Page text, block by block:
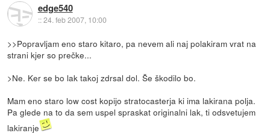
edge540
::24. feb 2007, 10:00
>>Popravljam eno staro kitaro, pa nevem ali naj polakiram vrat na
strani kjer so prečke...
>Ne. Ker se bo lak takoj zdrsal dol. Še škodilo bo.
Mam eno staro low cost kopijo stratocasterja ki ima lakirana polja.
Pa glede na to da sem uspel spraskat originalni lak, ti odsvetujem
lakiranje